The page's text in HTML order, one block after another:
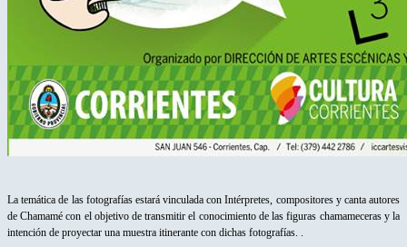
La temática de las fotografías estará vinculada con Intérpretes, compositores y canta autores
de Chamamé con el objetivo de transmitir el conocimiento de las figuras chamameceras y la
intención de proyectar una muestra itinerante con dichas fotografías. .